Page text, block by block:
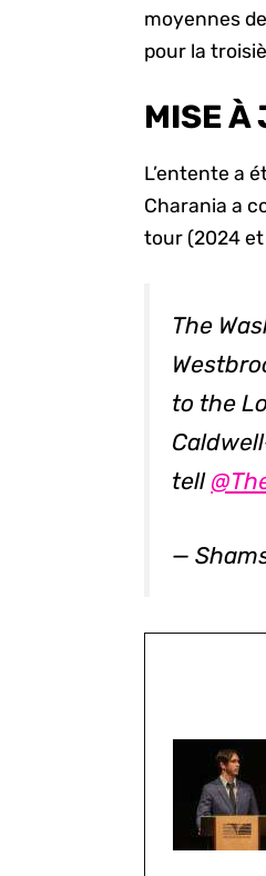
moyennes
pour la
MISE À
L’entente a
Charania a
tour (2024
The
to the
tell
—